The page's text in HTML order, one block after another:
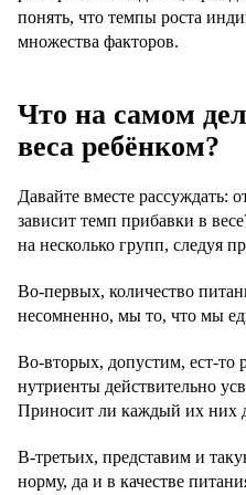
понять, что темпы роста
множества факторов.
Что на самом
веса ребёнком?
Давайте вместе рассуждать:
зависит темп прибавки в
на несколько групп, следуя
Во-первых, количество
несомненно, мы то, что мы
Во-вторых, допустим, ест-то
нутриенты действительно
Приносит ли каждый их них
В-третьих, представим и
норму, да и в качестве